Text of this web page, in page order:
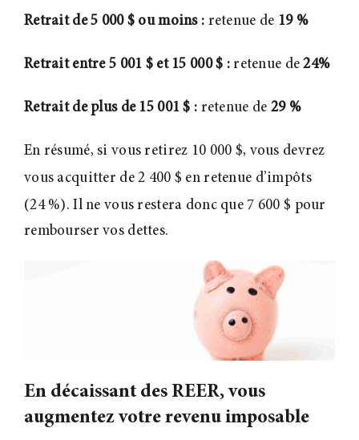
Retrait de 5 000 $ ou moins : retenue de 19 %
Retrait entre 5 001 $ et 15 000 $ :retenue de24%
Retrait de plus de 15 001 $ : retenue de 29 %
En résumé, si vous retirez 10 000 $, vous devrez
vous acquitter de 2 400 $ en retenue d’impôts
(24 %). Il ne vous restera donc que 7 600 $ pour
rembourser vos dettes.
En décaissant des REER, vous
augmentez votre revenu imposable